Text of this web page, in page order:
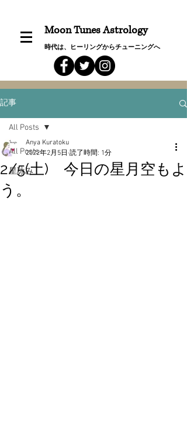
Moon Tunes Astrology
時代は、ヒーリングからチューニングへ
記事
All Posts
星詠み
All Posts
2/5(土) 今日の星月空もよ
う。
Anya Kuratoku
2022年2月5日 読了時間: 1分